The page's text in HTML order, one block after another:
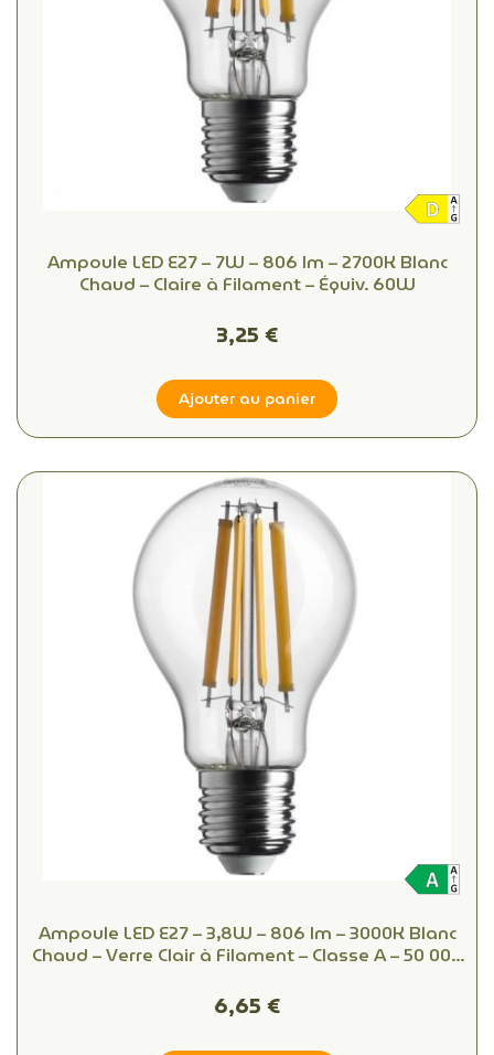
Ampoule LED E27 – 7W – 806 lm – 2700K Blanc
Chaud – Claire à Filament – Équiv. 60W
3,25 €
Ajouter au panier
Ampoule LED E27 – 3,8W – 806 lm – 3000K Blanc
Chaud – Verre Clair à Filament – Classe A – 50 000
6,65 €